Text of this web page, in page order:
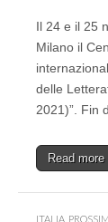
Il 24 e il 25
Milano il
delle
2021)”. Fin
Read
ITALIA